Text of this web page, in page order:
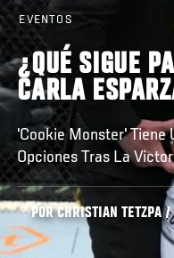
EVENTOS
¿QUÉ SIGUE
CARLA
'Cookie Monster' Tiene
Opciones Tras La
POR CHRISTIAN TETZPA